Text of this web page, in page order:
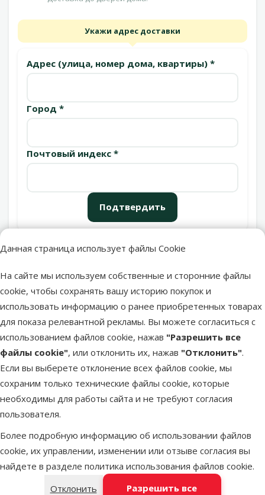
Данная страница использует файлы Cookie
На сайте мы используем собственные и сторонние файлы
cookie, чтобы сохранять вашу историю покупок и
использовать информацию о ранее приобретенных товарах
для показа релевантной рекламы. Вы можете согласиться с
использованием файлов cookie, нажав "Разрешить все
файлы cookie", или отклонить их, нажав "Отклонить".
Если вы выберете отклонение всех файлов cookie, мы
сохраним только технические файлы cookie, которые
необходимы для работы сайта и не требуют согласия
пользователя.
Более подробную информацию об использовании файлов
cookie, их управлении, изменении или отзыве согласия вы
найдете в разделе политика использования файлов cookie.
Отклонить
Разрешить все
Укажи адрес доставки
Адрес (улица, номер дома, квартиры) *
Город *
Почтовый индекс *
Подтвердить
LATVIJAS PASTS почтовое отделение
DPD Pickup tīkls в среду
OMNIVA пакоматы в среду
Latvijas Pasts пакомат в среду
Добавить в корзину